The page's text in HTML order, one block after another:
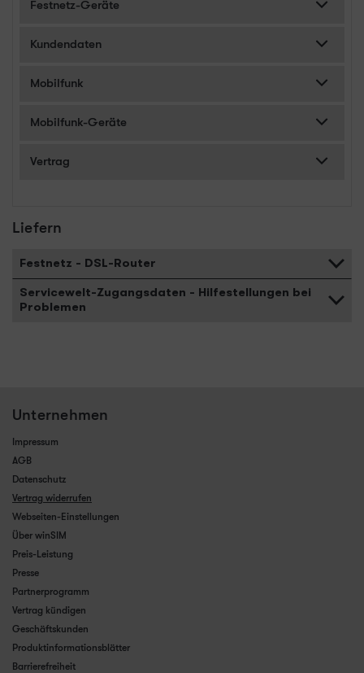
Festnetz-Geräte
Kundendaten
Mobilfunk
Mobilfunk-Geräte
Vertrag
Liefern
Festnetz - DSL-Router
Servicewelt-Zugangsdaten - Hilfestellungen bei
Problemen
Unternehmen
Impressum
AGB
Datenschutz
Vertrag widerrufen
Webseiten-Einstellungen
Über winSIM
Preis-Leistung
Presse
Partnerprogramm
Vertrag kündigen
Geschäftskunden
Produktinformationsblätter
Barrierefreiheit